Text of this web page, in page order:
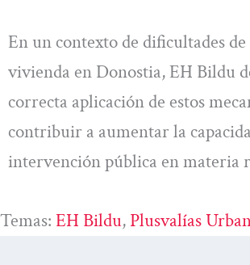
En un contexto de dificultades de
vivienda en Donostia, EH Bildu
correcta aplicación de estos
contribuir a aumentar la
intervención pública en materia
Temas: EH Bildu, Plusvalías